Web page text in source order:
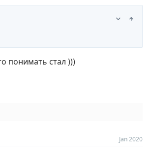
понимать стал )))
Jan 2020